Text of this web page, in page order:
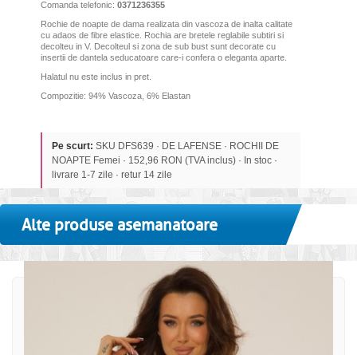
Comanda telefonic: 0371236355
Rochie de noapte de dama realizata din vascoza de inalta calitate
cu adaos de fibre elastice. Rochia are bretele reglabile subtiri si
decolteu in V. Decolteul si zona de sub bust sunt decorate cu
insertii de dantela seducatoare care-i confera o eleganta aparte.
Halatul nu este inclus in pret.
Compozitie: 94% Vascoza, 6% Elastan
Pe scurt: SKU DFS639 · DE LAFENSE · ROCHII DE
NOAPTE Femei · 152,96 RON (TVA inclus) · In stoc ·
livrare 1-7 zile · retur 14 zile
Alte produse asemanatoare